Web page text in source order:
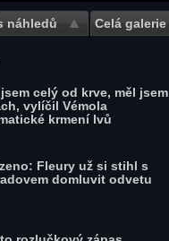
náhledů Celá galerie
celý od krve, měl jsem
vylíčil Vémola
krmení lvů
Fleury už si stihl s
domluvit odvetu